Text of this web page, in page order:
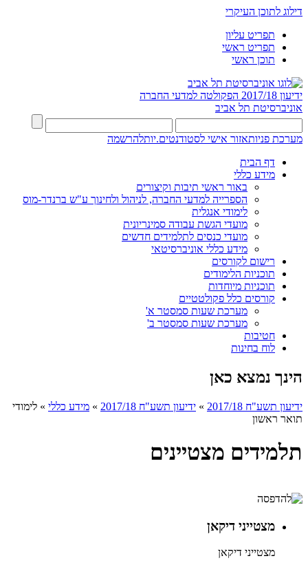
דילוג לתוכן העיקרי
תפריט עליון
תפריט ראשי
תוכן ראשי
ידיעון 2017/18
הפקולטה למדעי החברה
אוניברסיטת תל אביב
מערכת פניותאזור אישי לסטודנטים.יותלהרשמה
דף הבית
מידע כללי
באור ראשי תיבות וקיצורים
הספרייה למדעי החברה, לניהול ולחינוך ע"ש ברנדר-מוס
לימודי אנגלית
מועדי הגשת עבודה סמינריונית
מועדי כנסים לתלמידים חדשים
מידע כללי אוניברסיטאי
רישום לקורסים
תוכניות הלימודים
תוכניות מיוחדות
קורסים כלל פקולטטיים
מערכת שעות סמסטר א'
מערכת שעות סמסטר ב'
חטיבות
לוח בחינות
הינך נמצא כאן
ידיעון תשע"ח 2017/18 » ידיעון תשע"ח 2017/18 » מידע כללי » לימודי
תואר ראשון
תלמידים מצטיינים
מצטייני דיקאן
מצטייני דיקאן